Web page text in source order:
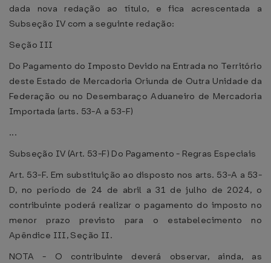
dada nova redação ao título, e fica acrescentada a
Subseção IV com a seguinte redação:
Seção III
Do Pagamento do Imposto Devido na Entrada no Território
deste Estado de Mercadoria Oriunda de Outra Unidade da
Federação ou no Desembaraço Aduaneiro de Mercadoria
Importada (arts. 53-A a 53-F)
...
Subseção IV (Art. 53-F) Do Pagamento - Regras Especiais
Art. 53-F. Em substituição ao disposto nos arts. 53-A a 53-
D, no período de 24 de abril a 31 de julho de 2024, o
contribuinte poderá realizar o pagamento do imposto no
menor prazo previsto para o estabelecimento no
Apêndice III, Seção II.
NOTA - O contribuinte deverá observar, ainda, as